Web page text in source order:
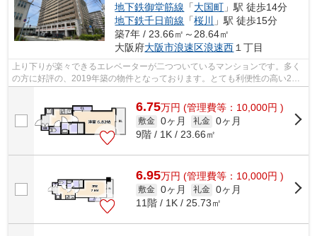
地下鉄御堂筋線 「大国町 」駅 徒歩14分
地下鉄千日前線 「桜川
」駅 徒歩15分
築7年 / 23.66㎡～28.64㎡
大阪府大阪市浪速区浪速西 １丁目
上り下りが楽々できるエレベーターが二つついているマンションです。多く
の方に好評の、2019年築の物件となっております。とても利便性の高い2駅
利用可能なマンションになっています。...
6.75万円 (管理費等：10,000円 )
敷金 0ヶ月 礼金 0ヶ月
9階 / 1K / 23.66㎡
6.95万円 (管理費等：10,000円 )
敷金 0ヶ月 礼金 0ヶ月
11階 / 1K / 25.73㎡